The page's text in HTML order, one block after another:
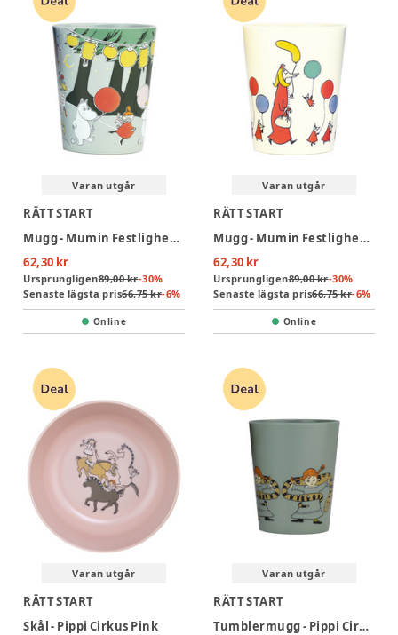
Varan utgår
RÄTT START
Mugg - Mumin Festligheter Green
62,30 kr
Ursprungligen89,00 kr-30%
Senaste lägsta pris66,75 kr-6%
Online
Varan utgår
RÄTT START
Mugg - Mumin Festligheter Beige
62,30 kr
Ursprungligen89,00 kr-30%
Senaste lägsta pris66,75 kr-6%
Online
Varan utgår
RÄTT START
Skål - Pippi Cirkus Pink
Varan utgår
RÄTT START
Tumblermugg - Pippi Cirkus Green